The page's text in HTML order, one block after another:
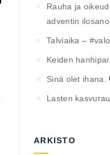
Rauha ja
adventin
Talviaika –
Keiden
Sinä olet ihana.
Lasten
ARKISTO